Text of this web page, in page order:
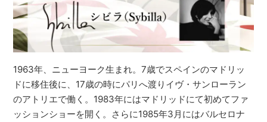
1963年、ニューヨーク生まれ。7歳でスペインのマドリッ
ドに移住後に、17歳の時にパリへ渡りイヴ・サンローラン
のアトリエで働く。1983年にはマドリッドにて初めてファ
ッションショーを開く。さらに1985年3月にはバルセロナ